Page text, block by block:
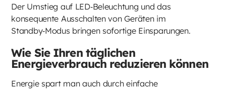
Der Umstieg auf LED‑Beleuchtung und das
konsequente Ausschalten von Geräten im
Standby‑Modus bringen sofortige Einsparungen.
Wie Sie Ihren täglichen
Energieverbrauch reduzieren können
Energie spart man auch durch einfache